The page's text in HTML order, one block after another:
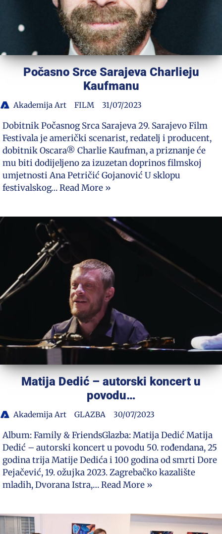
Počasno Srce Sarajeva Charlieju
Kaufmanu
Akademija Art FILM 31/07/2023
Dobitnik Počasnog Srca Sarajeva 29. Sarajevo Film
Festivala je američki scenarist, redatelj i producent,
dobitnik Oscara® Charlie Kaufman, a priznanje će
mu biti dodijeljeno za izuzetan doprinos filmskoj
umjetnosti Ana Petričić Gojanović U sklopu
festivalskog…Read More »
Matija Dedić – autorski koncert u
povodu…
Akademija Art GLAZBA 30/07/2023
Album: Family & FriendsGlazba: Matija Dedić Matija
Dedić – autorski koncert u povodu 50. rođendana, 25
godina trija Matije Dedića i 100 godina od smrti Dore
Pejačević, 19. ožujka 2023. Zagrebačko kazalište
mladih, Dvorana Istra,…Read More »